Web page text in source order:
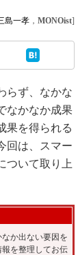
島一孝 ， MONOist]
らず、なかな
なかなか成果
果を得られる
回は、スマー
ついて取り上
か出ない要因を
を整理してお伝